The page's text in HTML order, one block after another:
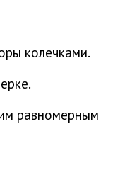
колечками.
равномерным